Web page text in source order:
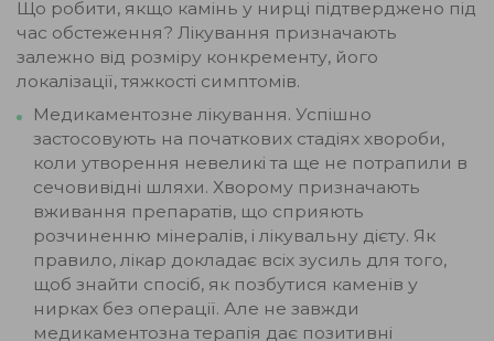
Що робити, якщо камінь у нирці підтверджено під
час обстеження? Лікування призначають
залежно від розміру конкременту, його
локалізації, тяжкості симптомів.
Медикаментозне лікування. Успішно
застосовують на початкових стадіях хвороби,
коли утворення невеликі та ще не потрапили в
сечовивідні шляхи. Хворому призначають
вживання препаратів, що сприяють
розчиненню мінералів, і лікувальну дієту. Як
правило, лікар докладає всіх зусиль для того,
щоб знайти спосіб, як позбутися каменів у
нирках без операції. Але не завжди
медикаментозна терапія дає позитивні